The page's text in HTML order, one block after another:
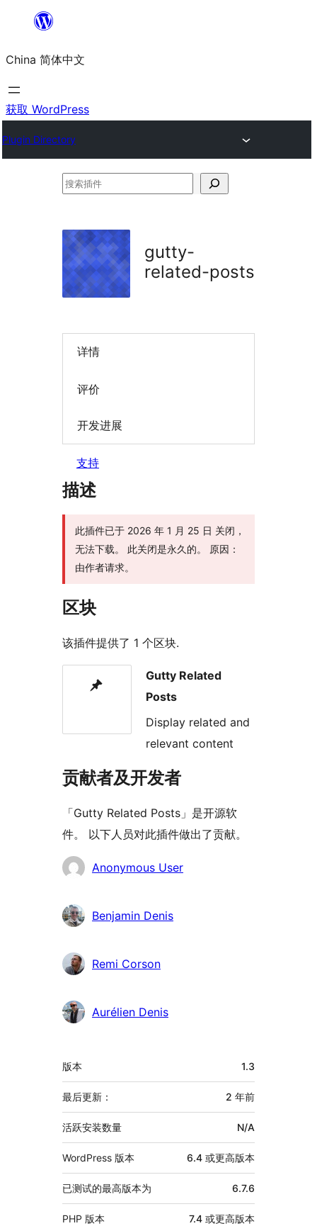
内
容
China 简体中文
获取 WordPress
Plugin Directory
搜
件
gutty-
related-posts
详情
评价
开发进展
支持
描述
此插件已于 2026 年 1 月 25 日 关闭，
无法下载。 此关闭是永久的。 原因：
由作者请求。
区块
该插件提供了 1 个区块.
Gutty Related
Posts
Display related and
relevant content
贡献者及开发者
「Gutty Related Posts」是开源软
件。 以下人员对此插件做出了贡献。
贡
者
Anonymous User
Benjamin Denis
Remi Corson
Aurélien Denis
额
外
信
息
版本 1.3
最后更新： 2 年前
活跃安装数量 N/A
WordPress 版本 6.4 或更高版本
已测试的最高版本为 6.7.6
PHP 版本 7.4 或更高版本